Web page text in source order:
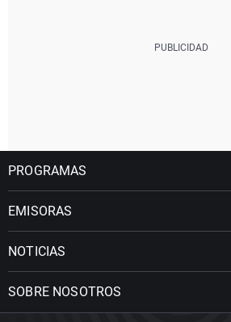
PROGRAMAS
EMISORAS
NOTICIAS
SOBRE NOSOTROS